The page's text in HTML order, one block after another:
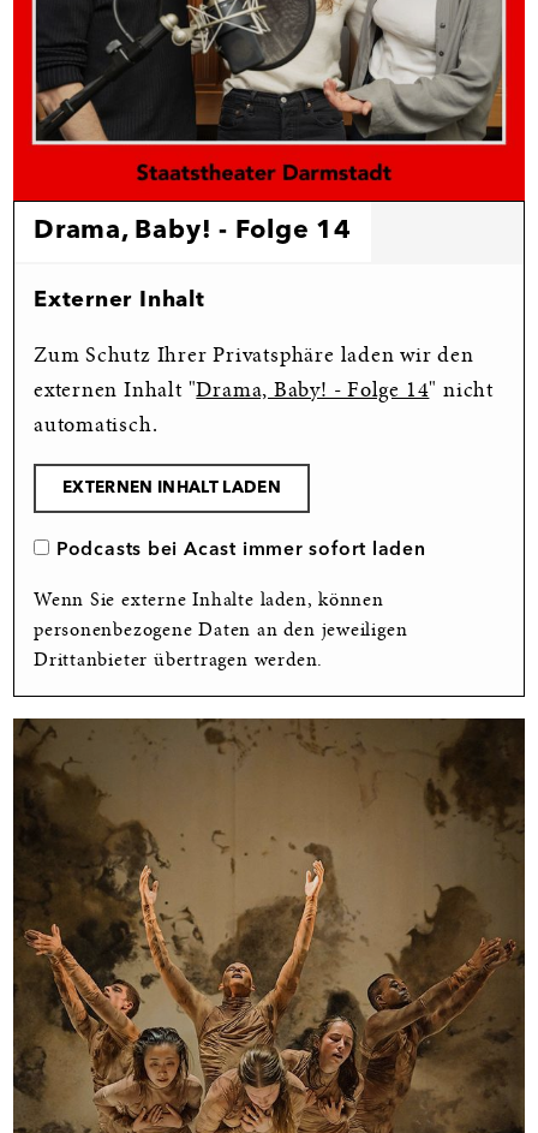
Drama, Baby! - Folge 14
Externer Inhalt
Zum Schutz Ihrer Privatsphäre laden wir den
externen Inhalt "Drama, Baby! - Folge 14" nicht
automatisch.
EXTERNEN INHALT LADEN
Podcasts bei Acast immer sofort laden
Wenn Sie externe Inhalte laden, können
personenbezogene Daten an den jeweiligen
Drittanbieter übertragen werden.